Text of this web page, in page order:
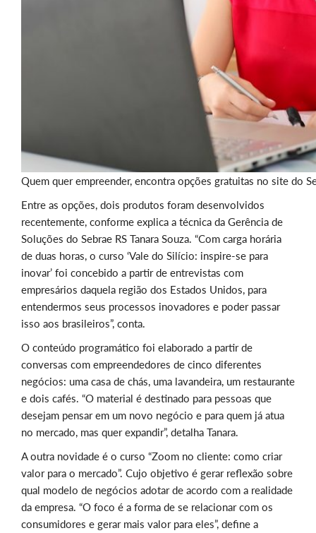
Quem quer empreender, encontra opções gratuitas no site do
Entre as opções, dois produtos foram desenvolvidos
recentemente, conforme explica a técnica da Gerência de
Soluções do Sebrae RS Tanara Souza. “Com carga horária
de duas horas, o curso ‘Vale do Silício: inspire-se para
inovar’ foi concebido a partir de entrevistas com
empresários daquela região dos Estados Unidos, para
entendermos seus processos inovadores e poder passar
isso aos brasileiros”, conta.
O conteúdo programático foi elaborado a partir de
conversas com empreendedores de cinco diferentes
negócios: uma casa de chás, uma lavandeira, um restaurante
e dois cafés. “O material é destinado para pessoas que
desejam pensar em um novo negócio e para quem já atua
no mercado, mas quer expandir”, detalha Tanara.
A outra novidade é o curso “Zoom no cliente: como criar
valor para o mercado”. Cujo objetivo é gerar reflexão sobre
qual modelo de negócios adotar de acordo com a realidade
da empresa. “O foco é a forma de se relacionar com os
consumidores e gerar mais valor para eles”, define a